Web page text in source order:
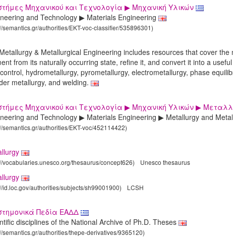
Μηχανικού και Τεχνολογία ▶ Μηχανική Υλικών
and Technology ▶ Materials Engineering
semantics.gr/authorities/EKT-voc-classifier/535896301)
& Metallurgical Engineering includes resources that cover
from its naturally occurring state, refine it, and convert it into a
hydrometallurgy, pyrometallurgy, electrometallurgy, phase
metallurgy, and welding.
Μηχανικού και Τεχνολογία ▶ Μηχανική Υλικών ▶
and Technology ▶ Materials Engineering ▶ Metallurgy and
semantics.gr/authorities/EKT-voc/452114422)
vocabularies.unesco.org/thesaurus/concept626) Unesco thesaurus
id.loc.gov/authorities/subjects/sh99001900) LCSH
Πεδία ΕΑΔΔ
disciplines of the National Archive of Ph.D. Theses
semantics.gr/authorities/thepe-derivatives/9365120)